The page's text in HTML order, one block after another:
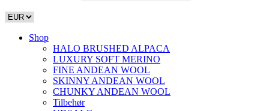
Shop
HALO BRUSHED ALPACA
LUXURY SOFT MERINO
FINE ANDEAN WOOL
SKINNY ANDEAN WOOL
CHUNKY ANDEAN WOOL
Tilbehør